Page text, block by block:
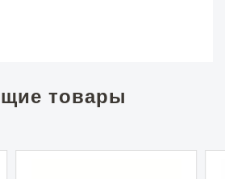
товары